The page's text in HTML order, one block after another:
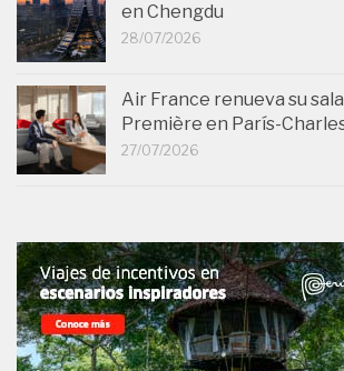
en Chengdu
28/07/2026
Air France renueva su
Première en París-
27/07/2026